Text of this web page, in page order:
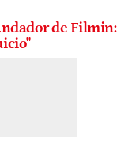
de Filmin: